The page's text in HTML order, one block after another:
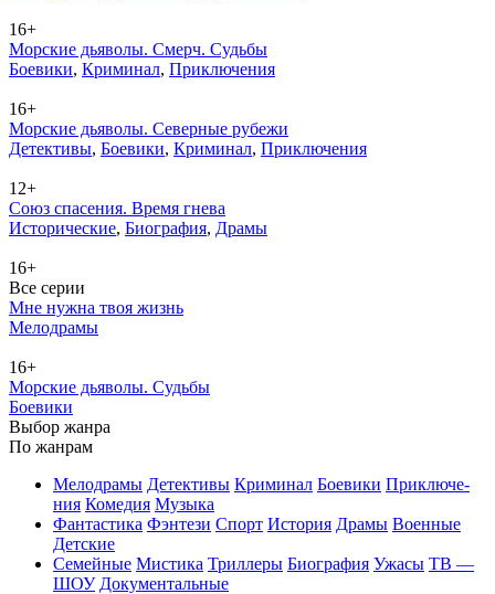
16+
Морские дьяволы. Смерч. Судьбы
Бое­ви­ки, Кри­ми­нал, При­клю­че­ния
16+
Морские дьяволы. Северные рубежи
Де­тек­ти­вы, Бое­ви­ки, Кри­ми­нал, При­клю­че­ния
12+
Союз спасения. Время гнева
Ис­то­ри­че­ские, Био­гра­фия, Дра­мы
16+
Все серии
Мне нужна твоя жизнь
Ме­ло­дра­мы
16+
Морские дьяволы. Судьбы
Бое­ви­ки
Вы­бор жан­ра
По жан­рам
Ме­ло­дра­мы Де­тек­ти­вы Кри­ми­нал Бое­ви­ки При­клю­че­
ния Ко­ме­дия Му­зы­ка
Фан­та­сти­ка Фэн­те­зи Спорт Ис­то­рия Дра­мы Во­ен­ные
Дет­ские
Се­мей­ные Мис­ти­ка Трил­ле­ры Био­гра­фия Ужа­сы ТВ —
ШОУ До­ку­мен­таль­ные